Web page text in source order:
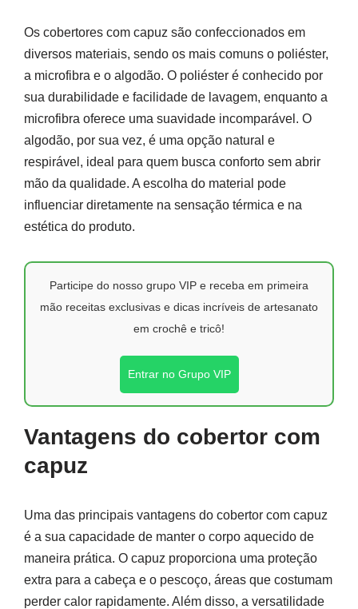
Os cobertores com capuz são confeccionados em
diversos materiais, sendo os mais comuns o poliéster,
a microfibra e o algodão. O poliéster é conhecido por
sua durabilidade e facilidade de lavagem, enquanto a
microfibra oferece uma suavidade incomparável. O
algodão, por sua vez, é uma opção natural e
respirável, ideal para quem busca conforto sem abrir
mão da qualidade. A escolha do material pode
influenciar diretamente na sensação térmica e na
estética do produto.
Participe do nosso grupo VIP e receba em primeira
mão receitas exclusivas e dicas incríveis de artesanato
em crochê e tricô!
Entrar no Grupo VIP
Vantagens do cobertor com
capuz
Uma das principais vantagens do cobertor com capuz
é a sua capacidade de manter o corpo aquecido de
maneira prática. O capuz proporciona uma proteção
extra para a cabeça e o pescoço, áreas que costumam
perder calor rapidamente. Além disso, a versatilidade